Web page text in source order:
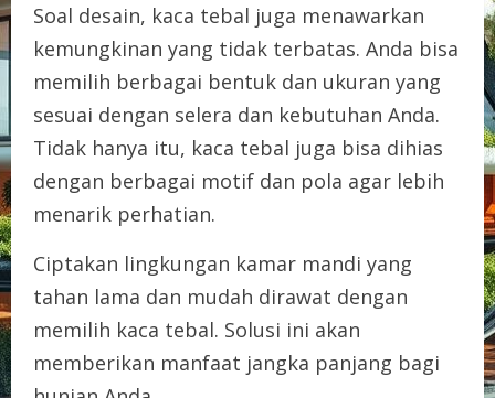
Soal desain, kaca tebal juga menawarkan
kemungkinan yang tidak terbatas. Anda bisa
memilih berbagai bentuk dan ukuran yang
sesuai dengan selera dan kebutuhan Anda.
Tidak hanya itu, kaca tebal juga bisa dihias
dengan berbagai motif dan pola agar lebih
menarik perhatian.
Ciptakan lingkungan kamar mandi yang
tahan lama dan mudah dirawat dengan
memilih kaca tebal. Solusi ini akan
memberikan manfaat jangka panjang bagi